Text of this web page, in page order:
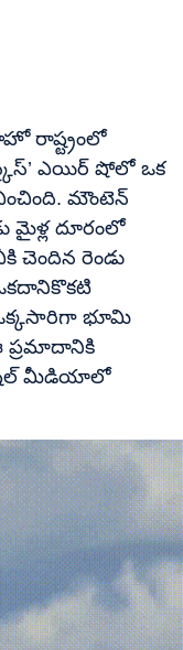
రాష్ట్రంలో
ఎయిర్ షోలో ఒక
మౌంటెన్
మైళ్ల దూరంలో
చెందిన రెండు
భూమి
ప్రమాదానికి
సోషల్ మీడియాలో